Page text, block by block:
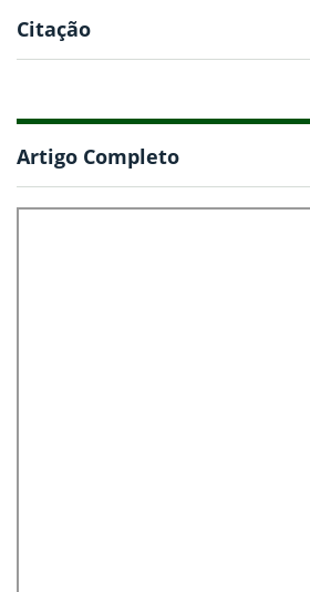
Citação
Artigo Completo